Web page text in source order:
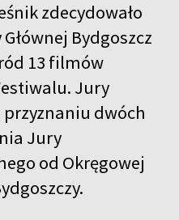
zdecydowało
Bydgoszcz
13 filmów
Jury
przyznaniu dwóch
Jury
od Okręgowej